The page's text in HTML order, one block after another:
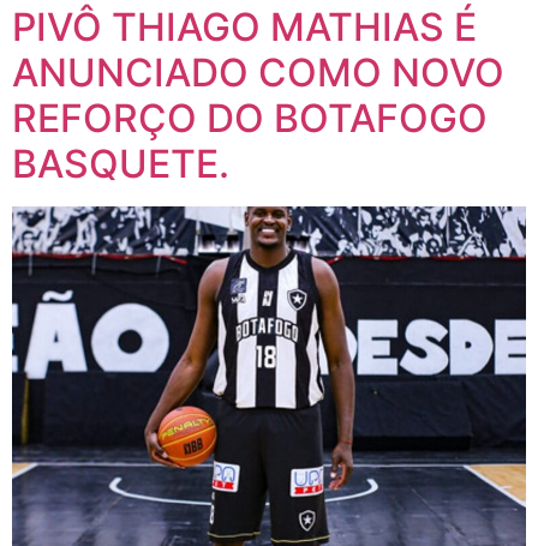
PIVÔ THIAGO MATHIAS É
ANUNCIADO COMO NOVO
REFORÇO DO BOTAFOGO
BASQUETE.